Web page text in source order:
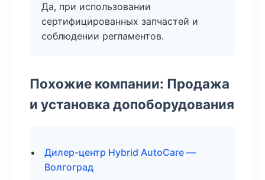
Да, при использовании
сертифицированных запчастей и
соблюдении регламентов.
Похожие компании: Продажа
и установка допоборудования
Дилер-центр Hybrid AutoCare —
Волгоград